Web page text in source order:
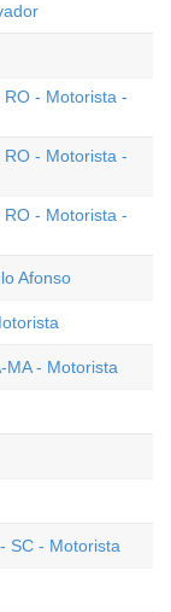
- Motorista -
- Motorista -
- Motorista -
Afonso
MA - Motorista
SC - Motorista